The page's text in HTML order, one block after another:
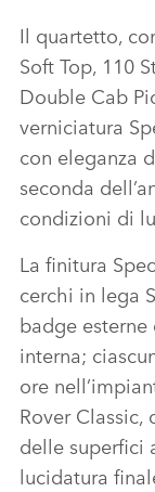
Il quartetto,
Soft Top, 110
Double Cab
verniciatura
con eleganza
seconda
condizioni di
La finitura
cerchi in lega
badge
interna;
ore
Rover
delle superfici
lucidatura